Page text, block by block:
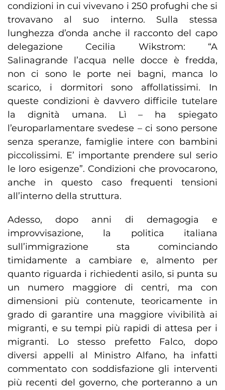
condizioni in cui vivevano i 250 profughi che si
trovavano al suo interno. Sulla stessa
lunghezza d’onda anche il racconto del capo
delegazione Cecilia Wikstrom: “A
Salinagrande l’acqua nelle docce è fredda,
non ci sono le porte nei bagni, manca lo
scarico, i dormitori sono affollatissimi. In
queste condizioni è davvero difficile tutelare
la dignità umana. Lì – ha spiegato
l’europarlamentare svedese – ci sono persone
senza speranze, famiglie intere con bambini
piccolissimi. E’ importante prendere sul serio
le loro esigenze”. Condizioni che provocarono,
anche in questo caso frequenti tensioni
all’interno della struttura.
Adesso, dopo anni di demagogia e
improvvisazione, la politica italiana
sull’immigrazione sta cominciando
timidamente a cambiare e, almento per
quanto riguarda i richiedenti asilo, si punta su
un numero maggiore di centri, ma con
dimensioni più contenute, teoricamente in
grado di garantire una maggiore vivibilità ai
migranti, e su tempi più rapidi di attesa per i
migranti. Lo stesso prefetto Falco, dopo
diversi appelli al Ministro Alfano, ha infatti
commentato con soddisfazione gli interventi
più recenti del governo, che porteranno a un